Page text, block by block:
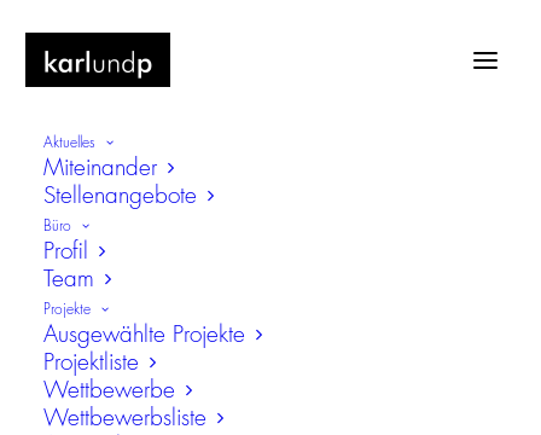
Aktuelles
Miteinander
Stellenangebote
Büro
Profil
Team
Projekte
Ausgewählte Projekte
Projektliste
Wettbewerbe
Wettbewerbsliste
Illertal-Gymnasium, Vöhringen-Illerzell
Generalsanierung, Umbau und
Erweiterung